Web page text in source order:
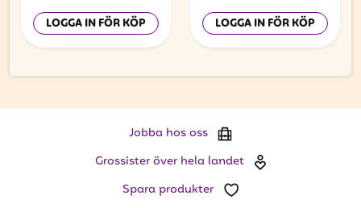
LOGGA IN FÖR KÖP LOGGA IN FÖR KÖP
Jobba hos oss
Grossister över hela landet
Spara produkter